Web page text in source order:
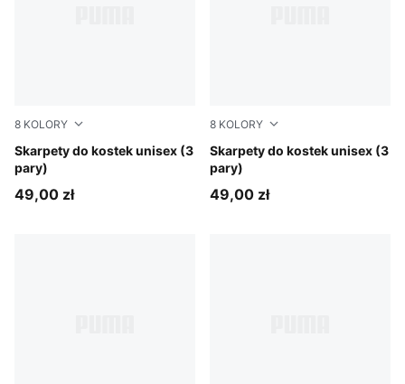
8 KOLORY
Skarpety do kostek unisex (3
pary)
oatmeal
49,00 zł
8 KOLORY
Skarpety do kostek unisex (3
pary)
black
49,00 zł